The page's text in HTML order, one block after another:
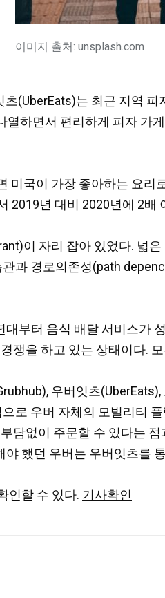
이미지 출처: unsplash.com
(UberEats)는 최근 지역
열하면서 편리하게 피자
미국이 가장 좋아하는 요
2019년 대비 2020년에 2배
이 자리 잡아 있었다. 넓
과 경로의존성(path
부터 음식 배달 서비스가
쟁을 하고 있는 상태이다.
우버잇츠
로 우버 자체의 모빌리티
담없이 주문할 수 있다는
했던 우버는 우버잇츠를
인할 수 있다. 기사확인